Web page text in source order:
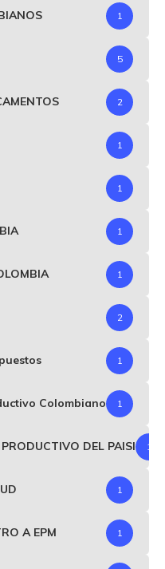
1
5
2
1
1
1
1
2
1
Colombiano 1
DEL PAISI 1
1
A EPM 1